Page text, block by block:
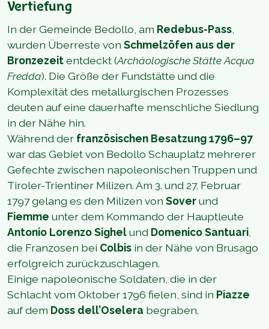
Vertiefung
In der Gemeinde Bedollo, am Redebus-Pass
wurden Überreste von Schmelzöfen aus der
Bronzezeitentdeckt (Archäologische Stätte Acqua
Fredda). Die Größe der Fundstätte und die
Komplexität des metallurgischen Prozesses
deuten auf eine dauerhafte menschliche Siedlung
in der Nähe hin.
Während der französischen Besatzung 1796–97
war das Gebiet von Bedollo Schauplatz mehrerer
Gefechte zwischen napoleonischen Truppen und
Tiroler-Trientiner Milizen. Am 3. und 27. Februar
1797 gelang es den Milizen von Soverund
Fiemme unter dem Kommando der Hauptleute
Antonio Lorenzo Sighelund Domenico Santuari
die Franzosen bei Colbis in der Nähe von Brusago
erfolgreich zurückzuschlagen.
Einige napoleonische Soldaten, die in der
Schlacht vom Oktober 1796 fielen, sind in Piazze
auf dem Doss dell’Oselera begraben.